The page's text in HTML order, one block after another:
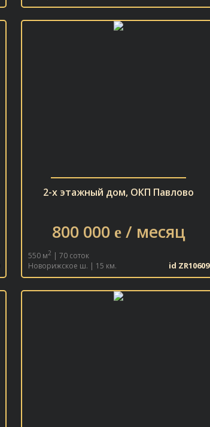
2-х этажный дом, ОКП Павлово
800 000 e/ месяц
550 м2 | 70 соток
Новорижское ш. | 15 км.
id ZR10609
В ИЗБРАННОЕ
В ИЗБРАННОЕ